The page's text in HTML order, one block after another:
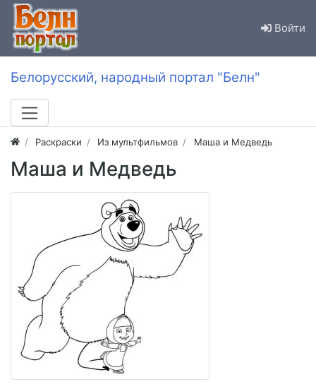
Войти
Белорусский, народный портал "Белн"
Раскраски Из мультфильмов Маша и Медведь
Маша и Медведь